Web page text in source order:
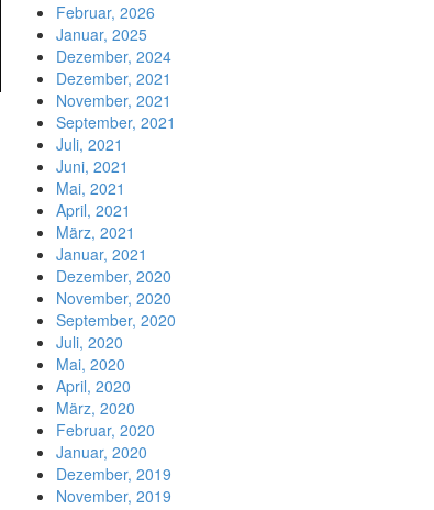
Februar, 2026
Januar, 2025
Dezember, 2024
Dezember, 2021
November, 2021
September, 2021
Juli, 2021
Juni, 2021
Mai, 2021
April, 2021
März, 2021
Januar, 2021
Dezember, 2020
November, 2020
September, 2020
Juli, 2020
Mai, 2020
April, 2020
März, 2020
Februar, 2020
Januar, 2020
Dezember, 2019
November, 2019